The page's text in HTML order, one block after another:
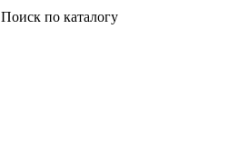
Поиск по каталогу